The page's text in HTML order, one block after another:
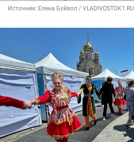
Источник: Елена Буйвол / VLADIVOSTOK1.RU